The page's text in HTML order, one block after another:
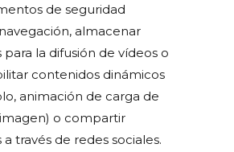
de seguridad
almacenar
la difusión de vídeos o
contenidos dinámicos
animación de carga de
o compartir
través de redes sociales.